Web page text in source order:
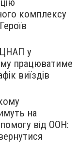
комплексу
у
працюватиме
виїздів
на
від ООН: